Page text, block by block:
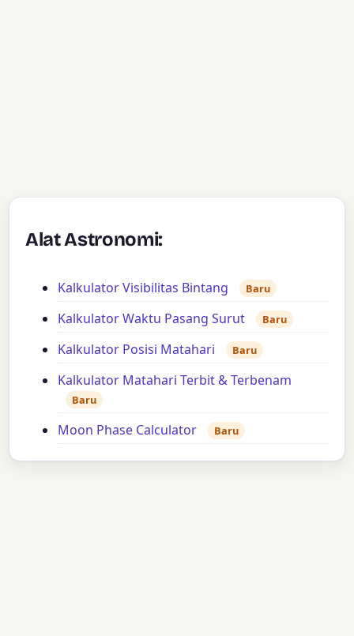
Alat Astronomi:
Kalkulator Visibilitas Bintang Baru
Kalkulator Waktu Pasang Surut Baru
Kalkulator Posisi Matahari Baru
Kalkulator Matahari Terbit & Terbenam
Baru
Moon Phase Calculator Baru